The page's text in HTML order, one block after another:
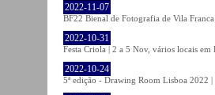
2022-11-07
BF22 Bienal de Fotografia de Vila
2022-10-31
Festa Criola | 2 a 5 Nov, vários locais em
2022-10-24
5ª edição - Drawing Room Lisboa 2022